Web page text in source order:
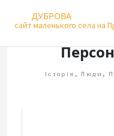
ДУБРОВА
сайт маленького села на
Історія , Люди ,